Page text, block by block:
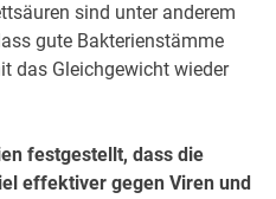
sind unter anderem
gute Bakterienstämme
das Gleichgewicht wieder
festgestellt, dass die
effektiver gegen Viren und